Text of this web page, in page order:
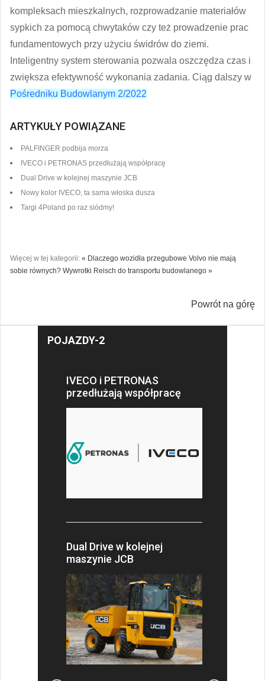
kompleksach mieszkalnych, rozprowadzanie materiałów
sypkich za pomocą chwytaków czy też prowadzenie prac
fundamentowych przy użyciu świdrów do ziemi.
Inteligentny system sterowania pozwala oszczędza czas i
zwiększa efektywność wykonania zadania. Ciąg dalszy w
Pośredniku Budowlanym 2/2022
ARTYKUŁY POWIĄZANE
PALFINGER podbija morza
IVECO i PETRONAS przedłużają współpracę
Dual Drive w kolejnej maszynie JCB
Nowy kolor IVECO, ta sama włoska dusza
Targi 4Poland po raz siódmy!
Więcej w tej kategorii: « Dlaczego wozidła przegubowe Volvo nie mają
sobie równych? Wywrotki Reisch do transportu budowlanego »
Powrót na górę
POJAZDY-2
IVECO i PETRONAS
przedłużają współpracę
Dual Drive w kolejnej
maszynie JCB